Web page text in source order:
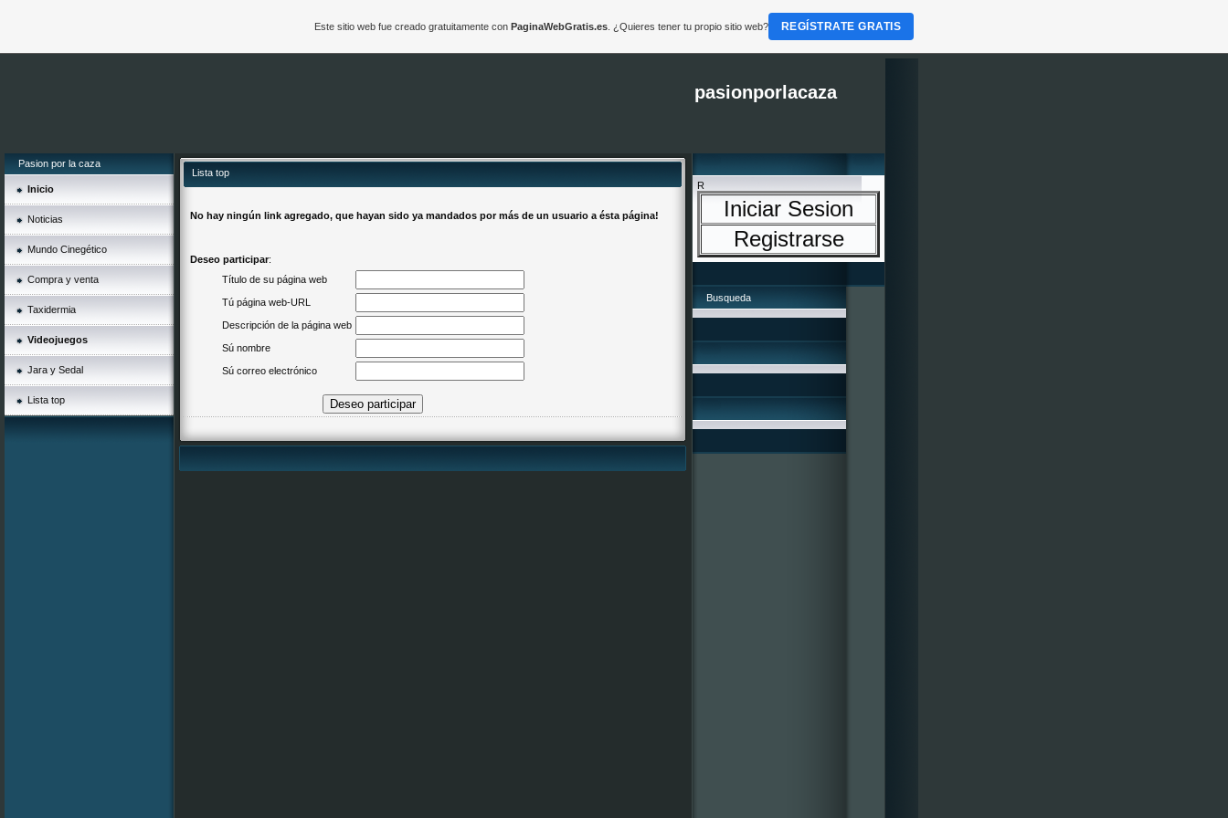
pasionporlacaza
Pasion por la caza
Inicio
Noticias
Mundo Cinegético
Compra y venta
Taxidermia
Videojuegos
Jara y Sedal
Lista top
Lista top
No hay ningún link agregado, que hayan sido ya mandados por más de un usuario a ésta página!
Deseo participar:
Título de su página web
Tú página web-URL
Descripción de la página web
Sú nombre
Sú correo electrónico
R
Iniciar Sesion
Registrarse
Busqueda
Este sitio web fue creado gratuitamente con PaginaWebGratis.es. ¿Quieres tener tu propio sitio web? REGÍSTRATE GRATIS